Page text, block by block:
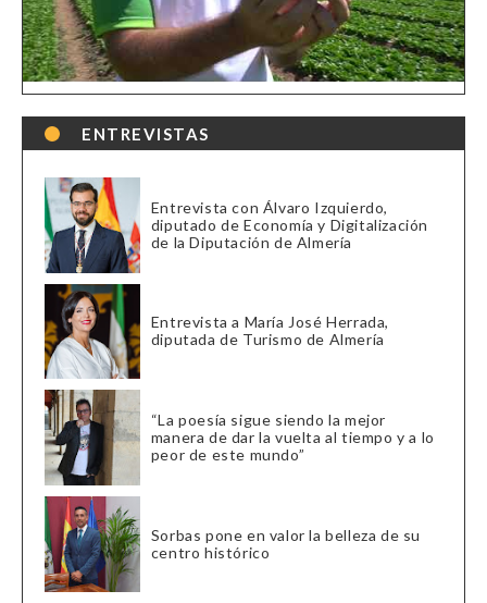
ENTREVISTAS
Entrevista con Álvaro Izquierdo,
diputado de Economía y Digitalización
de la Diputación de Almería
Entrevista a María José Herrada,
diputada de Turismo de Almería
“La poesía sigue siendo la mejor
manera de dar la vuelta al tiempo y a lo
peor de este mundo”
Sorbas pone en valor la belleza de su
centro histórico